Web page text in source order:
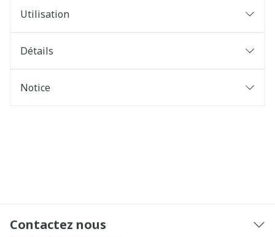
Utilisation
Détails
Notice
Contactez nous